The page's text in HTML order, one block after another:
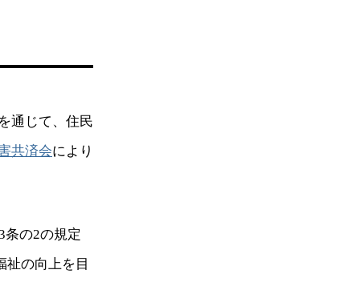
通じて、住民
共済会により
の2の規定
祉の向上を目